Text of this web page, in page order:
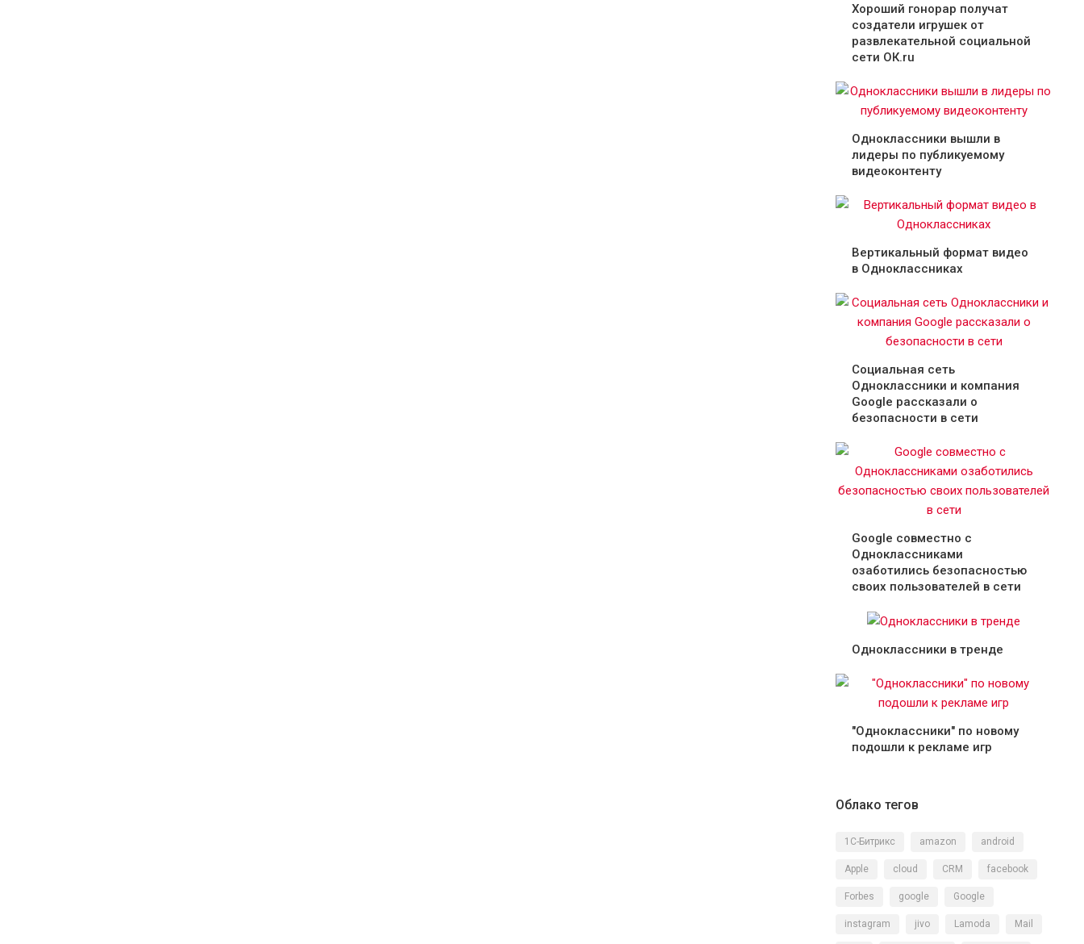
Хороший гонорар получат
создатели игрушек от
развлекательной социальной
сети ОК.ru
Одноклассники вышли в
лидеры по публикуемому
видеоконтенту
Вертикальный формат видео
в Одноклассниках
Социальная сеть
Одноклассники и компания
Google рассказали о
безопасности в сети
Google совместно с
Одноклассниками
озаботились безопасностью
своих пользователей в сети
Одноклассники в тренде
"Одноклассники" по новому
подошли к рекламе игр
Облако тегов
1С-Битрикс amazon android
Apple cloud CRM facebook
Forbes google Google
instagram jivo Lamoda Mail